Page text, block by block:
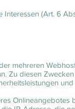
(Art. 6
mehreren
Zu diesen
und
Onlineangebotes